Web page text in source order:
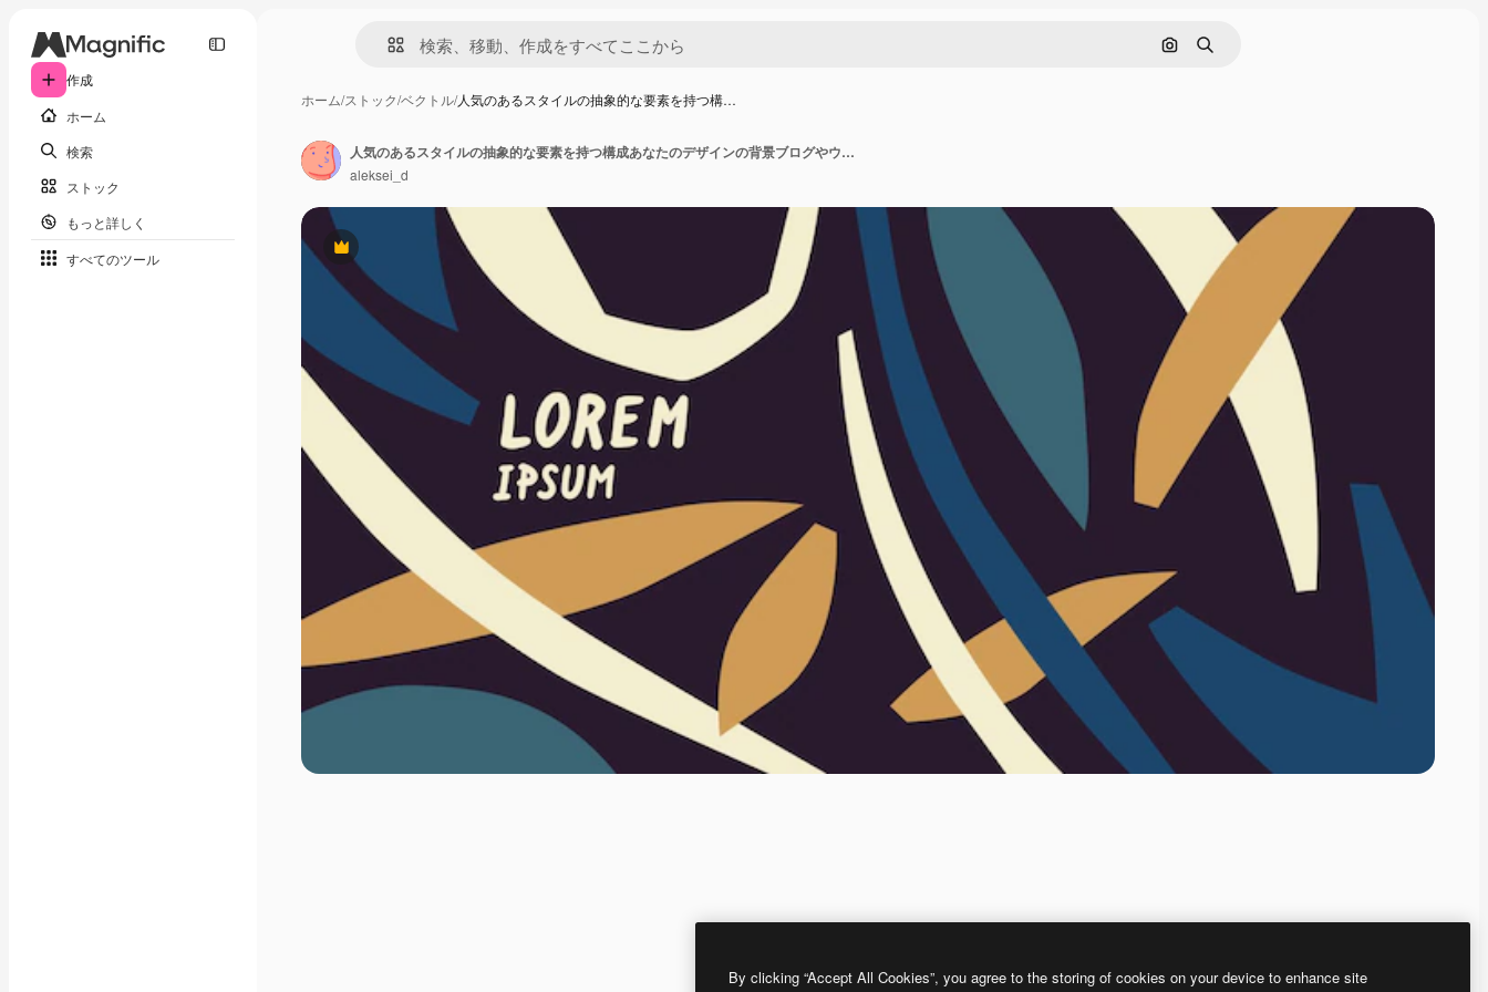
作成
ホーム
検索
ストック
もっと詳しく
すべてのツール
画像で検索
検索
ホーム/ストック/ベクトル/人気のあるスタイルの抽象的な要素を持つ構…
Premium
人気のあるスタイルの抽象的な要素を持つ構成あなたのデザインの背景ブログやウェブサイトのポスター
aleksei_d
By clicking “Accept All Cookies”, you agree to the storing of cookies on your device to enhance site